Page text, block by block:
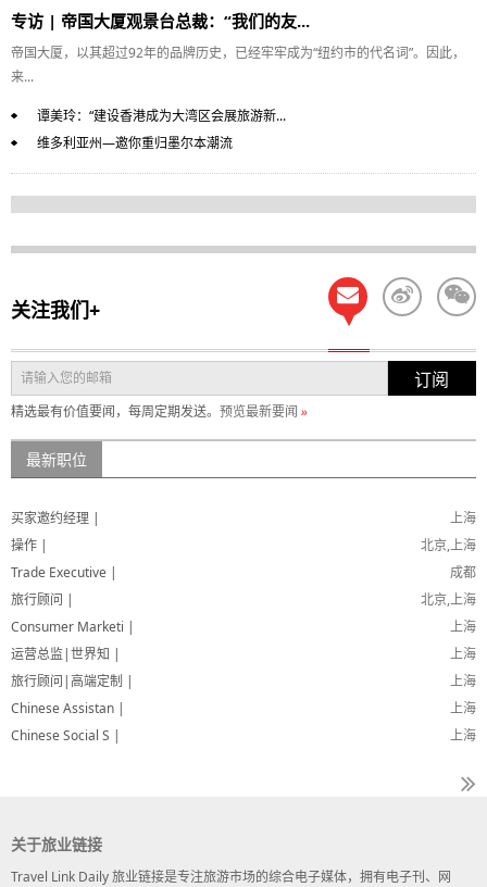
专访 | 帝国大厦观景台总裁：“我们的友...
帝国大厦，以其超过92年的品牌历史，已经牢牢成为“纽约市的代名词”。因此，
来...
谭美玲：“建设香港成为大湾区会展旅游新...
维多利亚州—邀你重归墨尔本潮流
关注我们+
订阅
精选最有价值要闻，每周定期发送。 预览最新要闻 »
最新职位
上海
买家邀约经理 |
北京,上海
操作 |
成都
Trade Executive |
北京,上海
旅行顾问 |
上海
Consumer Marketi |
上海
运营总监|世界知 |
上海
旅行顾问|高端定制 |
上海
Chinese Assistan |
上海
Chinese Social S |
关于旅业链接
Travel Link Daily 旅业链接是专注旅游市场的综合电子媒体，拥有电子刊、网